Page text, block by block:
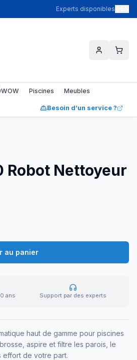
Experts disponibles
Piscines Meubles
Besoin d’un service ?
Robot Nettoyeur
au panier
ans Support par des experts
haut de gamme pour piscines
aspire et filtre les parois, le
effort de votre part.